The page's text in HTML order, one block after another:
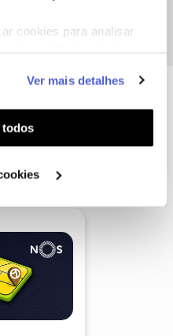
cookies para analisar
e
aos seus interesses
Pode gerir a
em "Configurar
Ver mais detalhes
todos